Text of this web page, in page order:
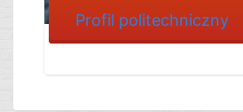
Profil politechniczny